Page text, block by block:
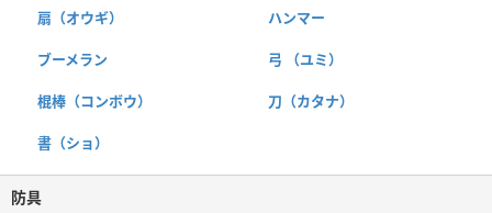
扇（オウギ） ハンマー
ブーメラン 弓 （ユミ）
棍棒（コンボウ） 刀（カタナ）
書（ショ）
防具